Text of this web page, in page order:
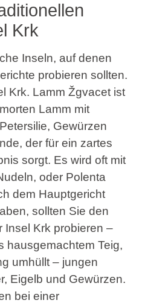
Krk
Inseln, auf denen
probieren sollten.
Krk. Lamm Žgvacet ist
Lamm mit
Gewürzen
der für ein zartes
sorgt. Es wird oft mit
oder Polenta
dem Hauptgericht
sollten Sie den
Insel Krk probieren –
hausgemachtem Teig,
umhüllt – jungen
Eigelb und Gewürzen.
bei einer